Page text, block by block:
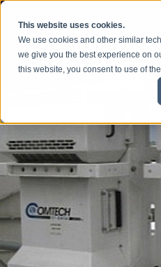
This website uses cookies.
We use cookies and other similar
we give you the best experience on
this website, you consent to use of
本文へスキップ